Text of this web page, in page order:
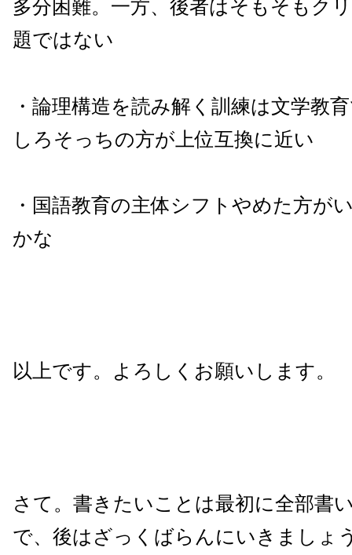
多分困難。一方、後者はそもそもク
題ではない
・論理構造を読み解く訓練は文学教
しろそっちの方が上位互換に近い
・国語教育の主体シフトやめた方が
かな
以上です。よろしくお願いします。
さて。書きたいことは最初に全部書
で、後はざっくばらんにいきましょ